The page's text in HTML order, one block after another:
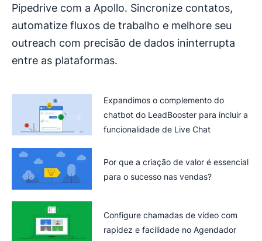
Pipedrive com a Apollo. Sincronize contatos,
automatize fluxos de trabalho e melhore seu
outreach com precisão de dados ininterrupta
entre as plataformas.
Expandimos o complemento do
chatbot do LeadBooster para incluir a
funcionalidade de Live Chat
Por que a criação de valor é essencial
para o sucesso nas vendas?
Configure chamadas de vídeo com
rapidez e facilidade no Agendador